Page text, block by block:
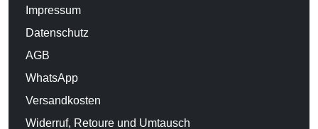
Impressum
Datenschutz
AGB
WhatsApp
Versandkosten
Widerruf, Retoure und Umtausch